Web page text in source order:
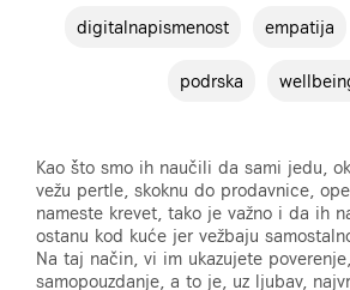
digitalnapismenost empatija
podrska
Kao što smo ih naučili da sami jedu,
vežu pertle, skoknu do prodavnice,
nameste krevet, tako je važno i da ih
ostanu kod kuće jer vežbaju
Na taj način, vi im ukazujete
samopouzdanje, a to je, uz ljubav,